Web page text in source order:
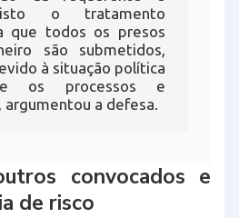
o tratamento
que todos os presos
são submetidos,
à situação política
os processos e
argumentou a defesa.
convocados e
de risco